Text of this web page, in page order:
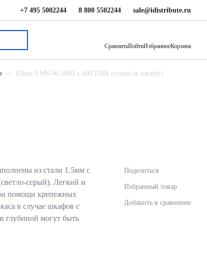
+7 495 5002244 8 800 5502244 sale@idistribute.ru
СравнитьВойтиИзбранноеКорзина
Elbox EMS-W-1800.x.600 EMS стенка (к шкафу)
из стали 1.5мм с
серый). Легкий и
помощи крепежных
в случае шкафов с
глубиной могут быть
Поделиться
Избранный товар
Добавить в сравнение